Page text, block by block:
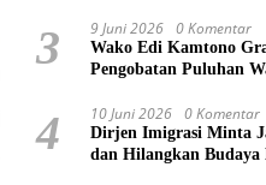
3 9 Juni 2026 0 Komentar
Wako Edi Kamtono
Pengobatan Puluhan
4 10 Juni 2026 0 Komentar
Dirjen Imigrasi Minta
dan Hilangkan